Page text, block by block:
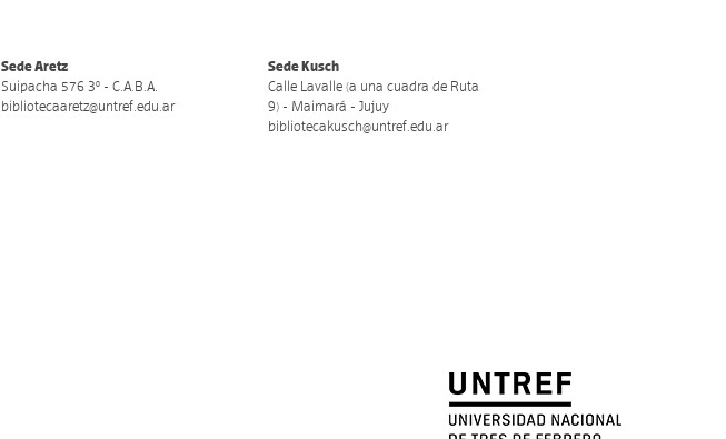
Sede Aretz
Suipacha 576 3º - C.A.B.A.
bibliotecaaretz@untref.edu.ar
Sede Kusch
Calle Lavalle (a una cuadra de Ruta
9) - Maimará - Jujuy
bibliotecakusch@untref.edu.ar